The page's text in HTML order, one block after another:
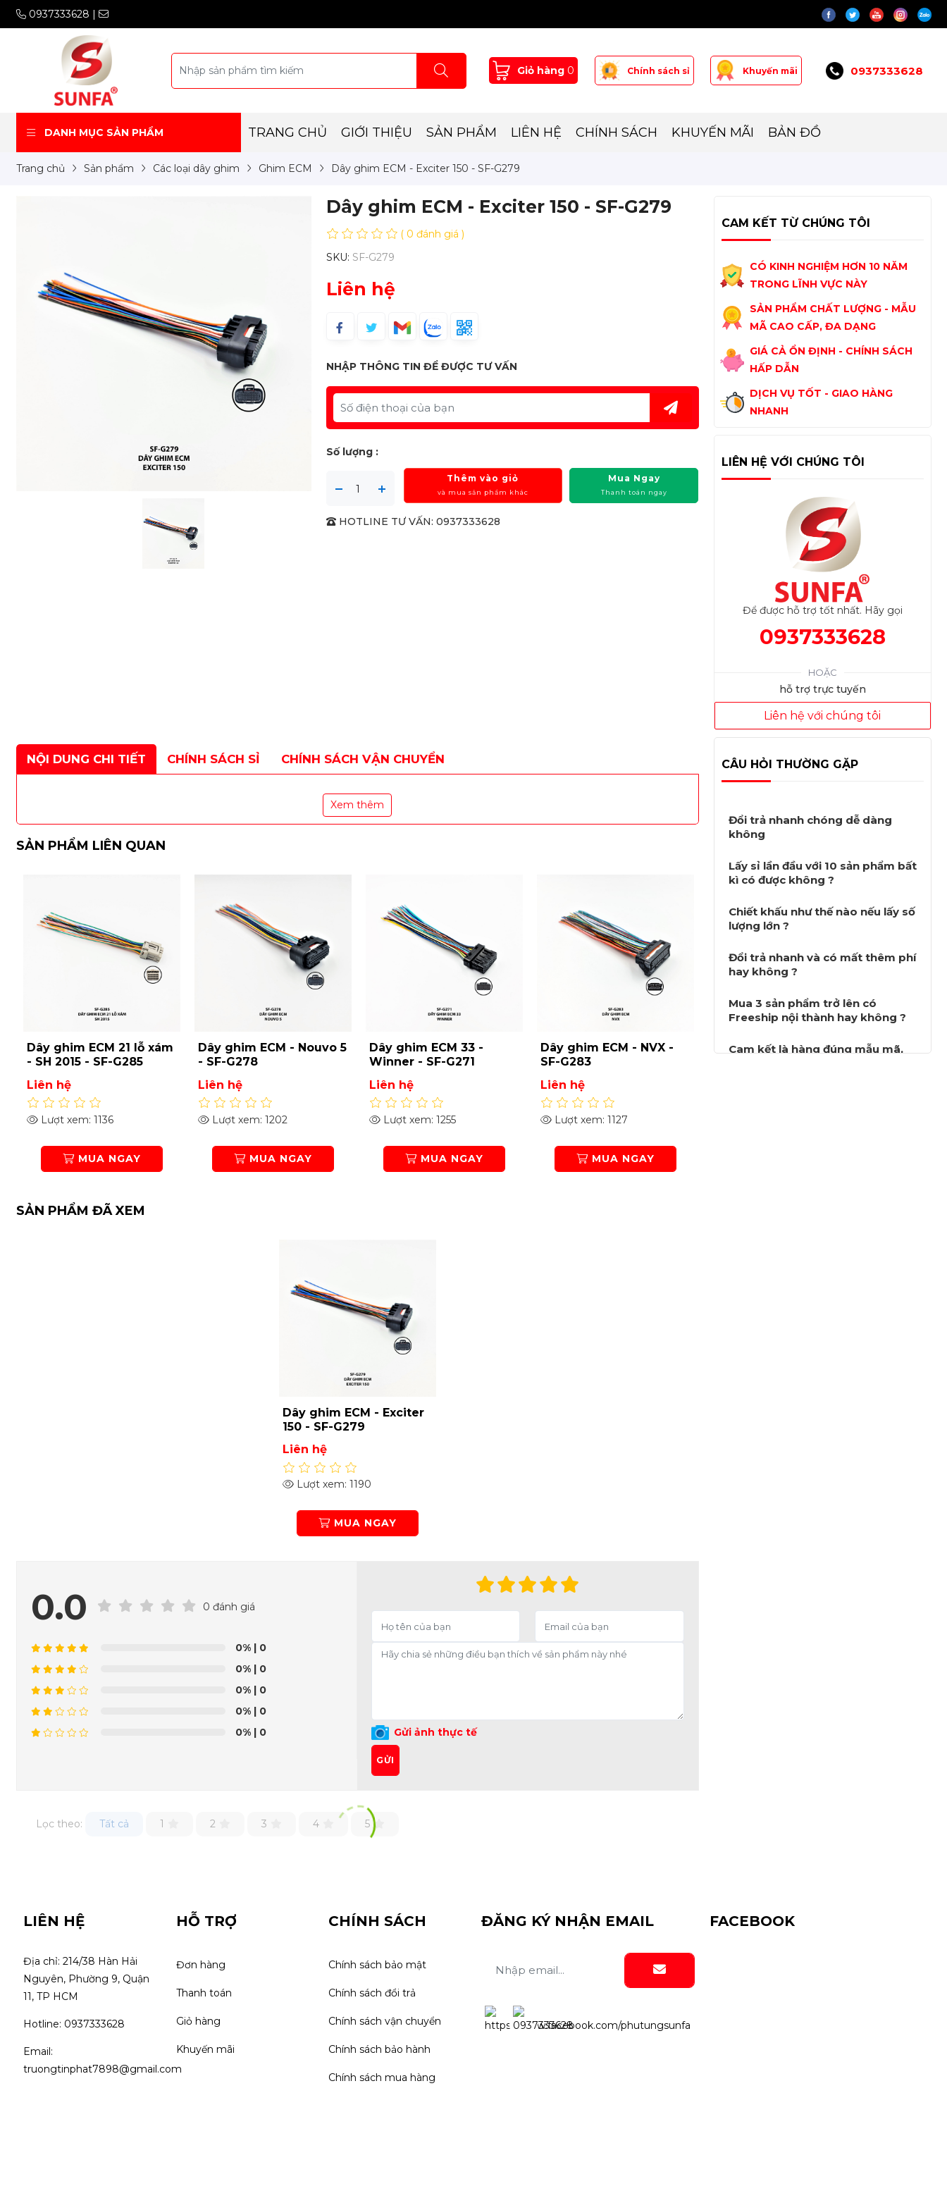
0937333628 |
Giỏ hàng 0 Chính sách sỉ Khuyến mãi 0937333628
DANH MỤC SẢN PHẨM TRANG CHỦ GIỚI THIỆU SẢN PHẨM LIÊN HỆ CHÍNH SÁCH KHUYẾN MÃI BẢN ĐỒ
Trang chủ Sản phẩm Các loại dây ghim Ghim ECM Dây ghim ECM - Exciter 150 - SF-G279
Dây ghim ECM - Exciter 150 - SF-G279
( 0 đánh giá )
SKU: SF-G279
Liên hệ
NHẬP THÔNG TIN ĐỂ ĐƯỢC TƯ VẤN
Số lượng :
Thêm vào giỏ
và mua sản phẩm khác
Mua Ngay
Thanh toán ngay
HOTLINE TƯ VẤN: 0937333628
CAM KẾT TỪ CHÚNG TÔI
CÓ KINH NGHIỆM HƠN 10 NĂM
TRONG LĨNH VỰC NÀY
SẢN PHẨM CHẤT LƯỢNG - MẪU
MÃ CAO CẤP, ĐA DẠNG
GIÁ CẢ ỔN ĐỊNH - CHÍNH SÁCH
HẤP DẪN
DỊCH VỤ TỐT - GIAO HÀNG
NHANH
LIÊN HỆ VỚI CHÚNG TÔI
Để được hỗ trợ tốt nhất. Hãy gọi
0937333628
HOẶC
hỗ trợ trực tuyến
Liên hệ với chúng tôi
NỘI DUNG CHI TIẾT CHÍNH SÁCH SỈ CHÍNH SÁCH VẬN CHUYỂN
Xem thêm
SẢN PHẨM LIÊN QUAN
Dây ghim ECM 21 lỗ xám
- SH 2015 - SF-G285
Liên hệ
Lượt xem: 1136
MUA NGAY
Dây ghim ECM - Nouvo 5
- SF-G278
Liên hệ
Lượt xem: 1202
MUA NGAY
Dây ghim ECM 33 -
Winner - SF-G271
Liên hệ
Lượt xem: 1255
MUA NGAY
Dây ghim ECM - NVX -
SF-G283
Liên hệ
Lượt xem: 1127
MUA NGAY
Dây ghim ECM 26 lỗ
Dây ghim
SẢN PHẨM ĐÃ XEM
Dây ghim ECM - Exciter
150 - SF-G279
Liên hệ
Lượt xem: 1190
MUA NGAY
0.0 0 đánh giá
0%| 0
0%| 0
0%| 0
0%| 0
0%| 0 Gửi ảnh thực tế
GỬI
Lọc theo: Tất cả 1 2 3 4 5
CÂU HỎI THƯỜNG GẶP
Đổi trả nhanh chóng dễ dàng
không
Lấy sỉ lần đầu với 10 sản phẩm bất
kì có được không ?
Chiết khấu như thế nào nếu lấy số
lượng lớn ?
Đổi trả nhanh và có mất thêm phí
hay không ?
Mua 3 sản phẩm trở lên có
Freeship nội thành hay không ?
Cam kết là hàng đúng mẫu mã,
LIÊN HỆ
Địa chỉ: 214/38 Hàn Hải
Nguyên, Phường 9, Quận
11, TP HCM
Hotline: 0937333628
Email:
truongtinphat7898@gmail.com
HỖ TRỢ
Đơn hàng
Thanh toán
Giỏ hàng
Khuyến mãi
CHÍNH SÁCH
Chính sách bảo mật
Chính sách đổi trả
Chính sách vận chuyển
Chính sách bảo hành
Chính sách mua hàng
ĐĂNG KÝ NHẬN EMAIL FACEBOOK